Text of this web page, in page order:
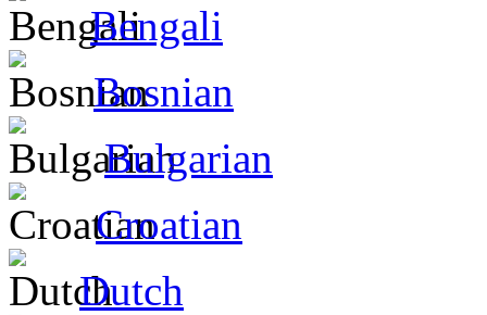
Bengali
Bosnian
Bulgarian
Croatian
Dutch